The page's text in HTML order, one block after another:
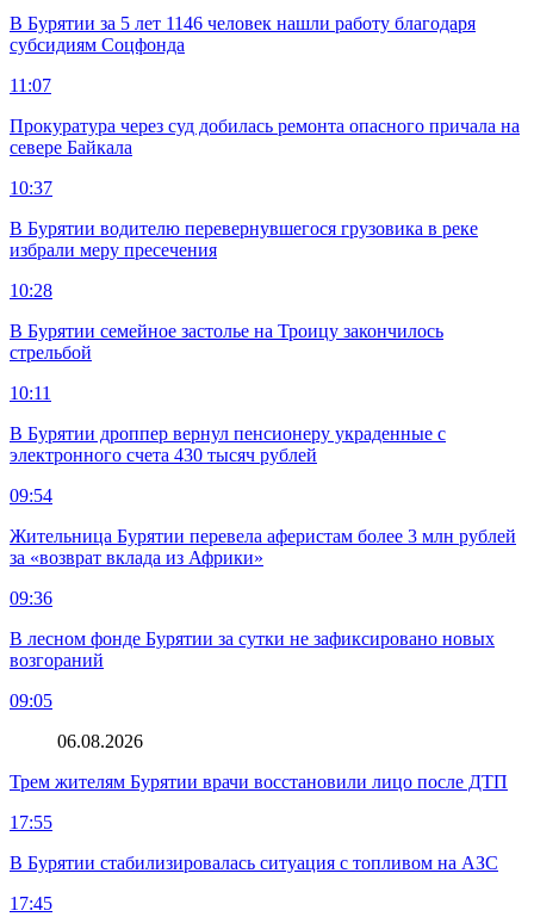
В Бурятии за 5 лет 1146 человек нашли работу благодаря
субсидиям Соцфонда
11:07
Прокуратура через суд добилась ремонта опасного причала на
севере Байкала
10:37
В Бурятии водителю перевернувшегося грузовика в реке
избрали меру пресечения
10:28
В Бурятии семейное застолье на Троицу закончилось
стрельбой
10:11
В Бурятии дроппер вернул пенсионеру украденные с
электронного счета 430 тысяч рублей
09:54
Жительница Бурятии перевела аферистам более 3 млн рублей
за «возврат вклада из Африки»
09:36
В лесном фонде Бурятии за сутки не зафиксировано новых
возгораний
09:05
06.08.2026
Трем жителям Бурятии врачи восстановили лицо после ДТП
17:55
В Бурятии стабилизировалась ситуация с топливом на АЗС
17:45